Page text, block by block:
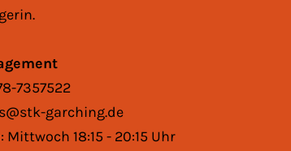
7357522
garching.de
Mittwoch 18:15 - 20:15 Uhr